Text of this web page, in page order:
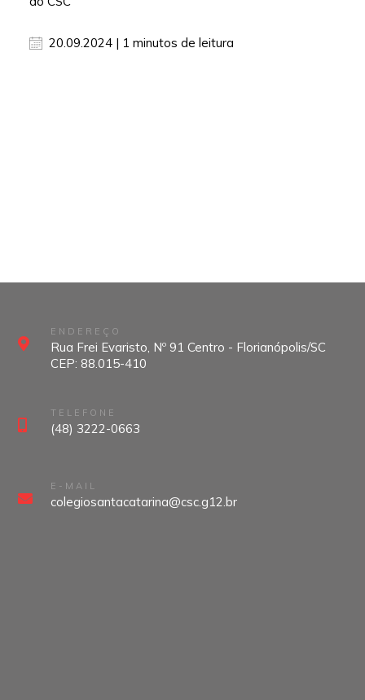
20.09.2024 | 1 minutos de leitura
ENDEREÇO
Rua Frei Evaristo, Nº 91 Centro - Florianópolis/SC
CEP: 88.015-410
TELEFONE
(48) 3222-0663
E-MAIL
colegiosantacatarina@csc.g12.br